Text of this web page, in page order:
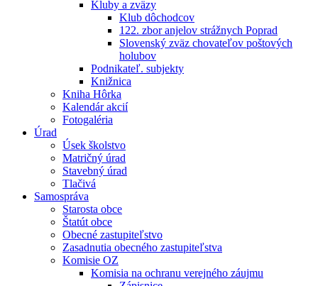
Kluby a zväzy
Klub dôchodcov
122. zbor anjelov strážnych Poprad
Slovenský zväz chovateľov poštových
holubov
Podnikateľ. subjekty
Knižnica
Kniha Hôrka
Kalendár akcií
Fotogaléria
Úrad
Úsek školstvo
Matričný úrad
Stavebný úrad
Tlačivá
Samospráva
Starosta obce
Štatút obce
Obecné zastupiteľstvo
Zasadnutia obecného zastupiteľstva
Komisie OZ
Komisia na ochranu verejného záujmu